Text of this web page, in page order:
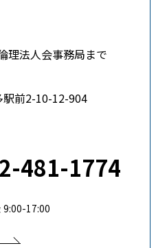
理法人会事務局まで
駅前2-10-12-904
481-1774
9:00-17:00